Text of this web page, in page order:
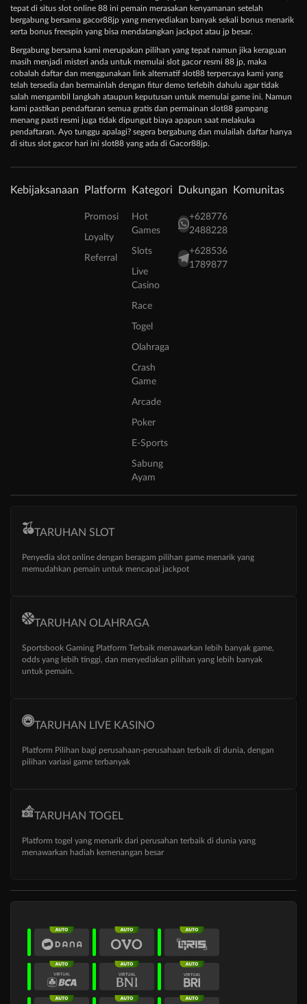
tepat di situs slot online 88 ini pemain merasakan kenyamanan setelah
bergabung bersama gacor88jp yang menyediakan banyak sekali bonus menarik
serta bonus freespin yang bisa mendatangkan jackpot atau jp besar.
Bergabung bersama kami merupakan pilihan yang tepat namun jika keraguan
masih menjadi misteri anda untuk memulai slot gacor resmi 88 jp, maka
cobalah daftar dan menggunakan link alternatif slot88 terpercaya kami yang
telah tersedia dan bermainlah dengan fitur demo terlebih dahulu agar tidak
salah mengambil langkah ataupun keputusan untuk memulai game ini. Namun
kami pastikan pendaftaran semua gratis dan permainan slot88 gampang
menang pasti resmi juga tidak dipungut biaya apapun saat melakuka
pendaftaran. Ayo tunggu apalagi? segera bergabung dan mulailah daftar hanya
di situs slot gacor hari ini slot88 yang ada di Gacor88jp.
Kebijaksanaan Platform
Promosi
Loyalty
Referral
Kategori
Hot
Games
Slots
Live
Casino
Race
Togel
Olahraga
Crash
Game
Arcade
Poker
E-Sports
Sabung
Ayam
Dukungan
+628776
2488228
+628536
1789877
Komunitas
TARUHAN SLOT
Penyedia slot online dengan beragam pilihan game menarik yang
memudahkan pemain untuk mencapai jackpot
TARUHAN OLAHRAGA
Sportsbook Gaming Platform Terbaik menawarkan lebih banyak game,
odds yang lebih tinggi, dan menyediakan pilihan yang lebih banyak
untuk pemain.
TARUHAN LIVE KASINO
Platform Pilihan bagi perusahaan-perusahaan terbaik di dunia, dengan
pilihan variasi game terbanyak
TARUHAN TOGEL
Platform togel yang menarik dari perusahan terbaik di dunia yang
menawarkan hadiah kemenangan besar